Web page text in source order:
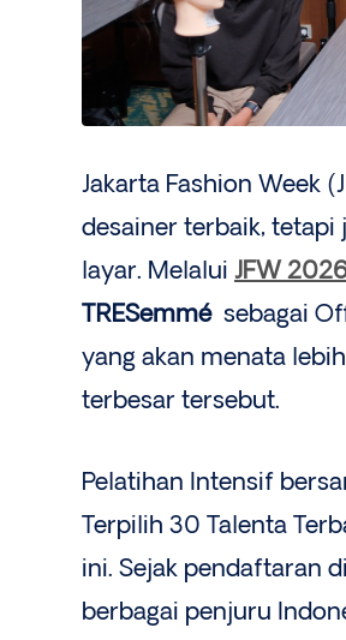
Jakarta Fashion Week
desainer terbaik, tetapi
layar. Melalui JFW
TRESemmésebagai
yang akan menata
terbesar tersebut.
Pelatihan Intensif
Terpilih 30 Talenta
ini. Sejak pendaftaran
berbagai penjuru